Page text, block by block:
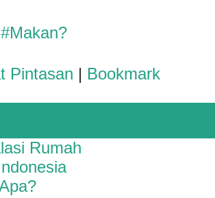
#Makan?
Pintasan | Bookmark
Rumah